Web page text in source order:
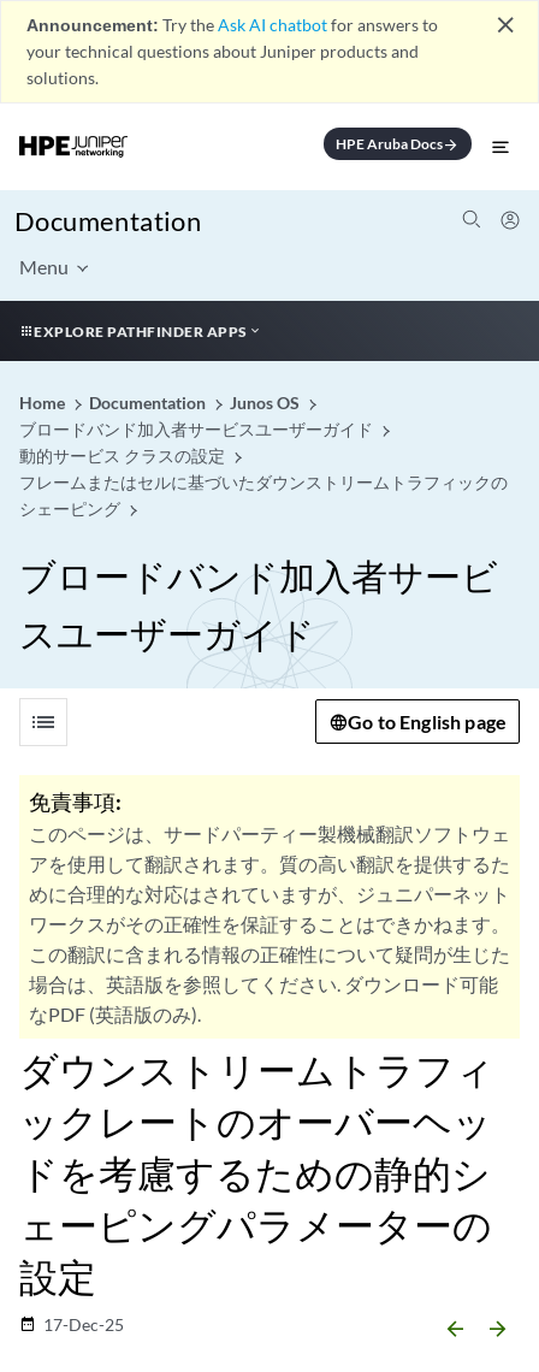
Announcement: Try theAsk AI chatbotfor answers to
your technical questions about Juniper products and
solutions.
close
HPE Aruba Docsarrow_forward
Documentation
Menu
EXPLORE PATHFINDER APPS
Home Documentation
Junos OS
ブロードバンド加入者サービスユーザーガイド
動的サービス クラスの設定
フレームまたはセルに基づいたダウンストリームトラフィックの
シェーピング
ブロードバンド加入者サービ
スユーザーガイド
list Go to English page
免責事項:
このページは、サードパーティー製機械翻訳ソフトウェ
アを使用して翻訳されます。質の高い翻訳を提供するた
めに合理的な対応はされていますが、ジュニパーネット
ワークスがその正確性を保証することはできかねます。
この翻訳に含まれる情報の正確性について疑問が生じた
場合は、英語版を参照してください. ダウンロード可能
なPDF (英語版のみ).
ダウンストリームトラフィ
ックレートのオーバーヘッ
ドを考慮するための静的シ
ェーピングパラメーターの
設定
date_range 17-Dec-25 arrow_backward arrow_forward